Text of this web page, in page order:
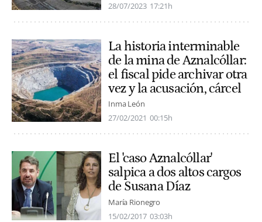
28/07/2023 17:21h
La historia interminable
de la mina de Aznalcóllar:
el fiscal pide archivar otra
vez y la acusación, cárcel
Inma León
27/02/2021 00:15h
El 'caso Aznalcóllar'
salpica a dos altos cargos
de Susana Díaz
María Rionegro
15/02/2017 03:03h